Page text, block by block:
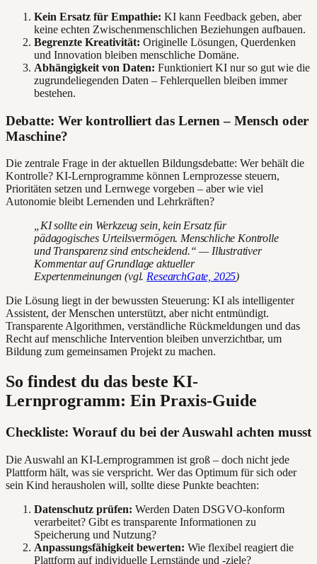
Kein Ersatz für Empathie: KI kann Feedback geben, aber
keine echten Zwischenmenschlichen Beziehungen aufbauen.
Begrenzte Kreativität: Originelle Lösungen, Querdenken
und Innovation bleiben menschliche Domäne.
Abhängigkeit von Daten: Funktioniert KI nur so gut wie die
zugrundeliegenden Daten – Fehlerquellen bleiben immer
bestehen.
Debatte: Wer kontrolliert das Lernen – Mensch oder
Maschine?
Die zentrale Frage in der aktuellen Bildungsdebatte: Wer behält die
Kontrolle? KI-Lernprogramme können Lernprozesse steuern,
Prioritäten setzen und Lernwege vorgeben – aber wie viel
Autonomie bleibt Lernenden und Lehrkräften?
„KI sollte ein Werkzeug sein, kein Ersatz für
pädagogisches Urteilsvermögen. Menschliche Kontrolle
und Transparenz sind entscheidend.“ — Illustrativer
Kommentar auf Grundlage aktueller
Expertenmeinungen (vgl.ResearchGate, 2025)
Die Lösung liegt in der bewussten Steuerung: KI als intelligenter
Assistent, der Menschen unterstützt, aber nicht entmündigt.
Transparente Algorithmen, verständliche Rückmeldungen und das
Recht auf menschliche Intervention bleiben unverzichtbar, um
Bildung zum gemeinsamen Projekt zu machen.
So findest du das beste KI-
Lernprogramm: Ein Praxis-Guide
Checkliste: Worauf du bei der Auswahl achten musst
Die Auswahl an KI-Lernprogrammen ist groß – doch nicht jede
Plattform hält, was sie verspricht. Wer das Optimum für sich oder
sein Kind herausholen will, sollte diese Punkte beachten:
Datenschutz prüfen: Werden Daten DSGVO-konform
verarbeitet? Gibt es transparente Informationen zu
Speicherung und Nutzung?
Anpassungsfähigkeit bewerten: Wie flexibel reagiert die
Plattform auf individuelle Lernstände und -ziele?